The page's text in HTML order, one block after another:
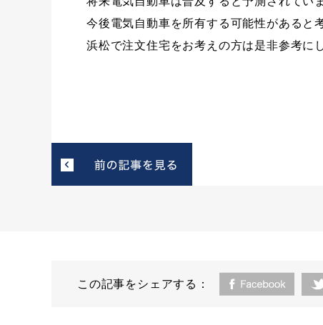
今後電気自動車を所有する可能性があると
浜松で注文住宅をお考えの方は是非参考に
この記事をシェアする：